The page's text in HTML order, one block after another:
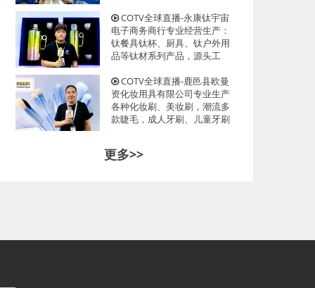
釆用航空级高科技钛材及钛铆
钉及箱饰功能，欢迎大家光
临！
COTV全球直播-永康钛宇宙
电子商务商行专业经营生产：
钛餐具钛杯、厨具、钛户外用
品等钛材系列产品，源头工
临！COTV全球直播-鹿邑县欧曼
资化妆用具有限公司专业生产
各种化妆刷、美妆刷，潮流多
款睫毛，成人牙刷、儿童牙刷
更多>>